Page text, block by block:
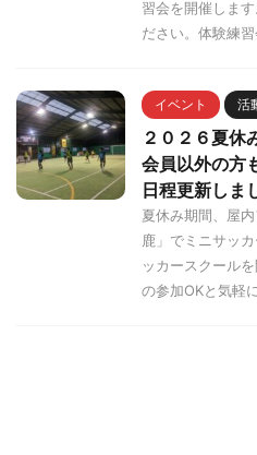
習会を開催しま
ださい。体験練
イベント 活
２０２６夏
会員以外の方
日程更新しま
夏休み期間、屋
鹿」でミニサッ
ッカースクール
の参加OKと気軽